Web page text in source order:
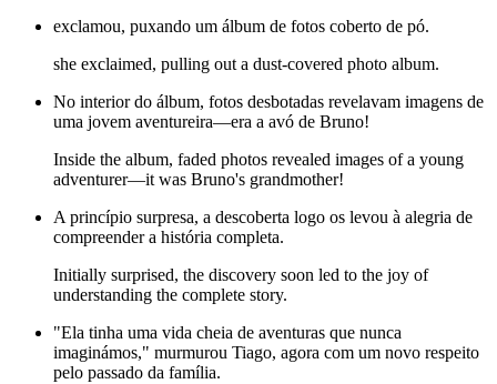
exclamou, puxando um álbum de fotos coberto de pó.
she exclaimed, pulling out a dust-covered photo album.
No interior do álbum, fotos desbotadas revelavam imagens de
uma jovem aventureira—era a avó de Bruno!
Inside the album, faded photos revealed images of a young
adventurer—it was Bruno's grandmother!
A princípio surpresa, a descoberta logo os levou à alegria de
compreender a história completa.
Initially surprised, the discovery soon led to the joy of
understanding the complete story.
"Ela tinha uma vida cheia de aventuras que nunca
imaginámos," murmurou Tiago, agora com um novo respeito
pelo passado da família.